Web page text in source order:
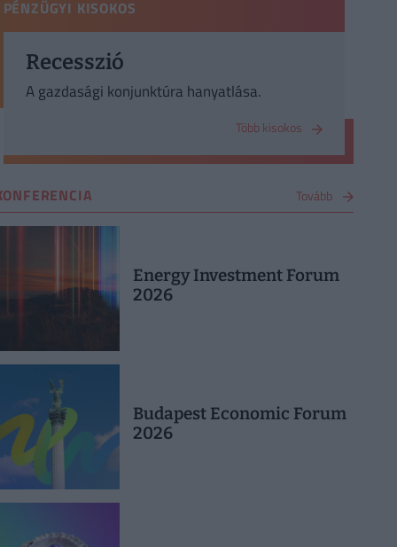
PÉNZÜGYI KISOKOS
Recesszió
A gazdasági konjunktúra hanyatlása.
Több kisokos
Tovább
Energy Investment Forum
2026
Budapest Economic Forum
2026